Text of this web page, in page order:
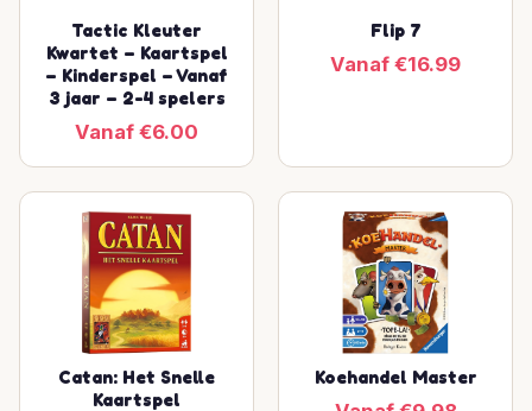
Tactic Kleuter
Kwartet – Kaartspel
– Kinderspel – Vanaf
3 jaar – 2-4 spelers
Vanaf €6.00
Flip 7
Vanaf €16.99
Catan: Het Snelle
Kaartspel
Koehandel Master